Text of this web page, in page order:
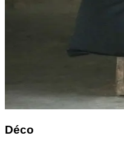
Déco